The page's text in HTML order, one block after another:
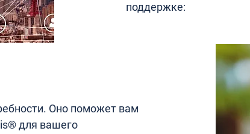
поддержке:
Оно поможет вам
для вашего